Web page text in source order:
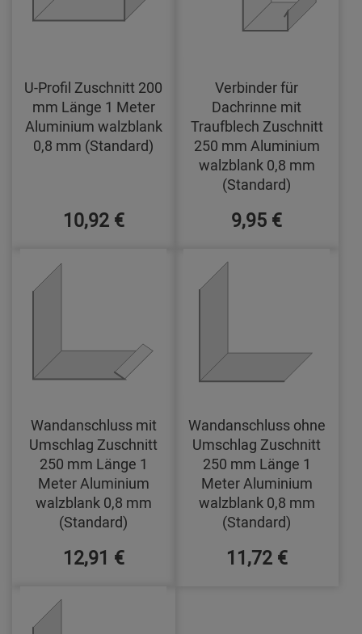
U-Profil Zuschnitt 200
mm Länge 1 Meter
Aluminium walzblank
0,8 mm (Standard)
10,92 €
Verbinder für
Dachrinne mit
Traufblech Zuschnitt
250 mm Aluminium
walzblank 0,8 mm
(Standard)
9,95 €
Wandanschluss mit
Umschlag Zuschnitt
250 mm Länge 1
Meter Aluminium
walzblank 0,8 mm
(Standard)
12,91 €
Wandanschluss ohne
Umschlag Zuschnitt
250 mm Länge 1
Meter Aluminium
walzblank 0,8 mm
(Standard)
11,72 €